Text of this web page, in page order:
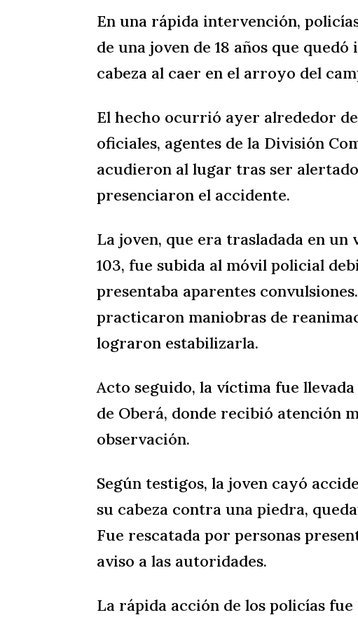
En una rápida intervención,
de una joven de 18 años que
cabeza al caer en el arroyo del
El hecho ocurrió ayer alrededor de
oficiales, agentes de la División
acudieron al lugar tras ser
presenciaron el accidente.
La joven, que era trasladada en
103, fue subida al móvil policial
presentaba aparentes
practicaron maniobras de
lograron estabilizarla.
Acto seguido, la víctima fue
de Oberá, donde recibió atención
observación.
Según testigos, la joven cayó
su cabeza contra una piedra,
Fue rescatada por personas
aviso a las autoridades.
La rápida acción de los policías